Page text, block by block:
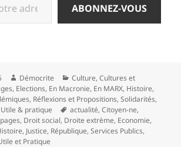
ABONNEZ-VOUS
Auteur
Démocrite Catégories
Culture,Cultures et
, Elections, En Macronie, En MARX, Histoire,
, Réflexions et Propositions,Solidarités,
Utile & pratique
Mots-
clés
actualité,Citoyen-ne,
, Droit social, Droite extrème, Economie,
, Justice, République,Services Publics,
et Pratique